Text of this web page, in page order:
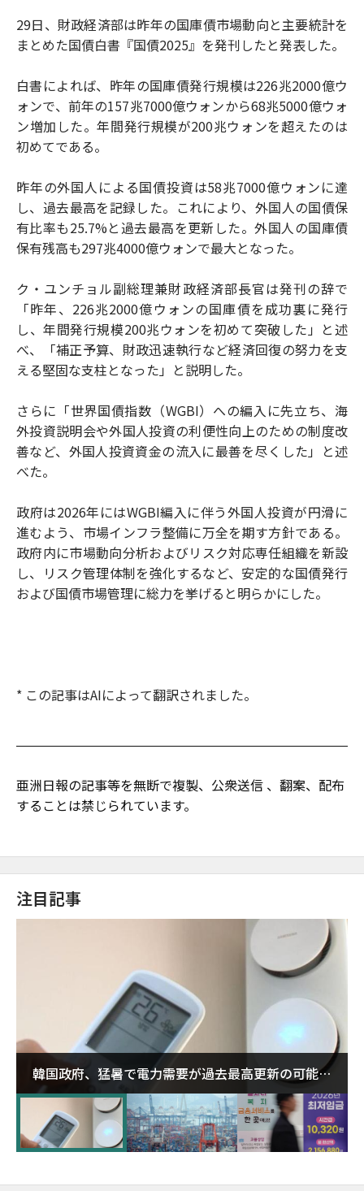
29日、財政経済部は昨年の国庫債市場動向と主要統計を
まとめた国債白書『国債2025』を発刊したと発表した。
白書によれば、昨年の国庫債発行規模は226兆2000億ウ
ォンで、前年の157兆7000億ウォンから68兆5000億ウォ
ン増加した。年間発行規模が200兆ウォンを超えたのは
初めてである。
昨年の外国人による国債投資は58兆7000億ウォンに達
し、過去最高を記録した。これにより、外国人の国債保
有比率も25.7%と過去最高を更新した。外国人の国庫債
保有残高も297兆4000億ウォンで最大となった。
ク・ユンチョル副総理兼財政経済部長官は発刊の辞で
「昨年、226兆2000億ウォンの国庫債を成功裏に発行
し、年間発行規模200兆ウォンを初めて突破した」と述
べ、「補正予算、財政迅速執行など経済回復の努力を支
える堅固な支柱となった」と説明した。
さらに「世界国債指数（WGBI）への編入に先立ち、海
外投資説明会や外国人投資の利便性向上のための制度改
善など、外国人投資資金の流入に最善を尽くした」と述
べた。
政府は2026年にはWGBI編入に伴う外国人投資が円滑に
進むよう、市場インフラ整備に万全を期す方針である。
政府内に市場動向分析およびリスク対応専任組織を新設
し、リスク管理体制を強化するなど、安定的な国債発行
および国債市場管理に総力を挙げると明らかにした。
* この記事はAIによって翻訳されました。
亜洲日報の記事等を無断で複製、公衆送信 、翻案、配布
することは禁じられています。
注目記事
韓国政府、猛暑で電力需要が過去最高更新の可能性
に需給対応体制を点検